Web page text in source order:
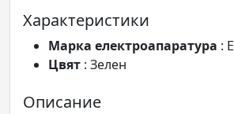
Характеристики
Марка електроапаратура :
Цвят : Зелен
Описание